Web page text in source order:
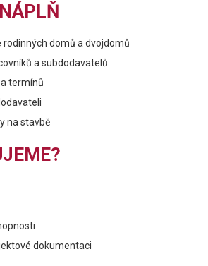
rodinných domů a dvojdomů
a subdodavatelů
termínů
na stavbě
dokumentaci